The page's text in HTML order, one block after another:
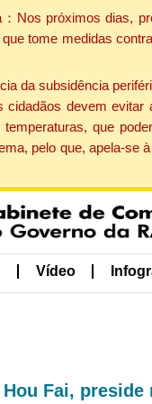
Nos próximos dias,
tome medidas
da subsidência
cidadãos devem
que
pelo que, apela-
Vídeo
Fai,